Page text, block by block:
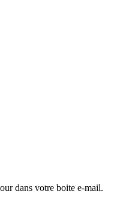
dans votre boite e-mail.